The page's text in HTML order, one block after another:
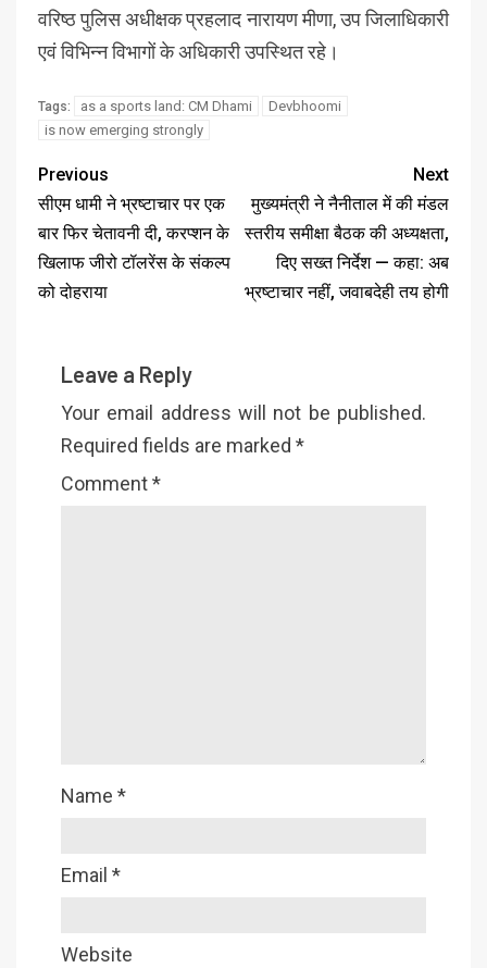
वरिष्ठ पुलिस अधीक्षक प्रहलाद नारायण मीणा, उप जिलाधिकारी
एवं विभिन्न विभागों के अधिकारी उपस्थित रहे।
Tags: as a sports land: CM Dhami
Devbhoomi
is now emerging strongly
Previous
सीएम धामी ने भ्रष्टाचार पर एक
बार फिर चेतावनी दी, करप्शन के
खिलाफ जीरो टॉलरेंस के संकल्प
को दोहराया
Next
मुख्यमंत्री ने नैनीताल में की मंडल
स्तरीय समीक्षा बैठक की अध्यक्षता,
दिए सख्त निर्देश — कहा: अब
भ्रष्टाचार नहीं, जवाबदेही तय होगी
Leave a Reply
Your email address will not be published.
Required fields are marked *
Comment*
Name *
Email *
Website